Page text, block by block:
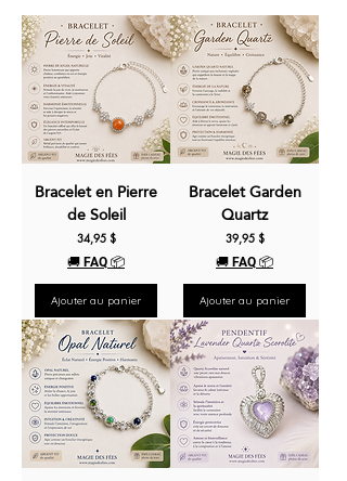
Bracelet en Pierre
de Soleil
Prix
34,95 $
🚚 FAQ 📦
Ajouter au panier
Bracelet Garden
Quartz
Prix
39,95 $
🚚 FAQ 📦
Ajouter au panier